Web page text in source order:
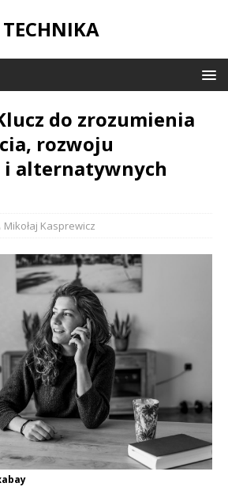
TECHNIKA
do zrozumienia
rozwoju
i alternatywnych
Mikołaj Kasprewicz